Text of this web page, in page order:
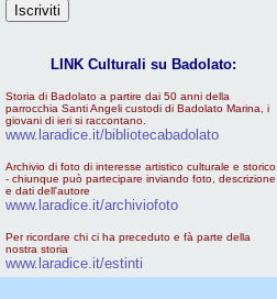
LINK Culturali su Badolato:
Storia di Badolato a partire dai 50 anni della
parrocchia Santi Angeli custodi di Badolato Marina, i
giovani di ieri si raccontano.
www.laradice.it/bibliotecabadolato
Archivio di foto di interesse artistico culturale e storico
- chiunque può partecipare inviando foto, descrizione
e dati dell'autore
www.laradice.it/archiviofoto
Per ricordare chi ci ha preceduto e fà parte della
nostra storia
www.laradice.it/estinti